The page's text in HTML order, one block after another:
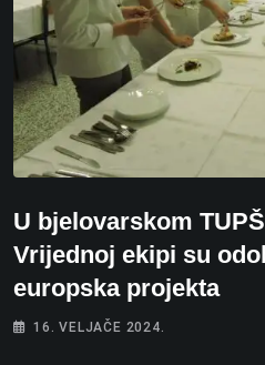
U bjelovarskom
Vrijednoj ekipi su
europska projekta
16. VELJAČE 2024.